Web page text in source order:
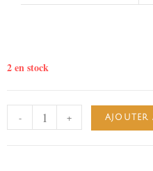
2 en stock
- + AJOUTER